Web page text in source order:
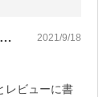
このフライパン、すごい！油をひくといい… 2021/9/18
レビューに書